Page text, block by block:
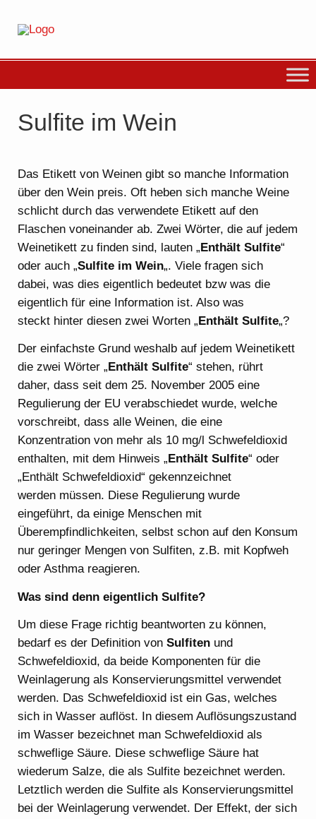
Sulfite im Wein
Das Etikett von Weinen gibt so manche Information
über den Wein preis. Oft heben sich manche Weine
schlicht durch das verwendete Etikett auf den
Flaschen voneinander ab. Zwei Wörter, die auf jedem
Weinetikett zu finden sind, lauten „Enthält Sulfite“
oder auch „Sulfite im Wein„. Viele fragen sich
dabei, was dies eigentlich bedeutet bzw was die
eigentlich für eine Information ist. Also was
steckt hinter diesen zwei Worten „Enthält Sulfite„?
Der einfachste Grund weshalb auf jedem Weinetikett
die zwei Wörter „ Enthält Sulfite“ stehen, rührt
daher, dass seit dem 25. November 2005 eine
Regulierung der EU verabschiedet wurde, welche
vorschreibt, dass alle Weinen, die eine
Konzentration von mehr als 10 mg/l Schwefeldioxid
enthalten, mit dem Hinweis „ Enthält Sulfite“ oder
„Enthält Schwefeldioxid“ gekennzeichnet
werden müssen. Diese Regulierung wurde
eingeführt, da einige Menschen mit
Überempfindlichkeiten, selbst schon auf den Konsum
nur geringer Mengen von Sulfiten, z.B. mit Kopfweh
oder Asthma reagieren.
Was sind denn eigentlich Sulfite?
Um diese Frage richtig beantworten zu können,
bedarf es der Definition vonSulfiten und
Schwefeldioxid, da beide Komponenten für die
Weinlagerung als Konservierungsmittel verwendet
werden. Das Schwefeldioxid ist ein Gas, welches
sich in Wasser auflöst. In diesem Auflösungszustand
im Wasser bezeichnet man Schwefeldioxid als
schweflige Säure. Diese schweflige Säure hat
wiederum Salze, die als Sulfite bezeichnet werden.
Letztlich werden die Sulfite als Konservierungsmittel
bei der Weinlagerung verwendet. Der Effekt, der sich